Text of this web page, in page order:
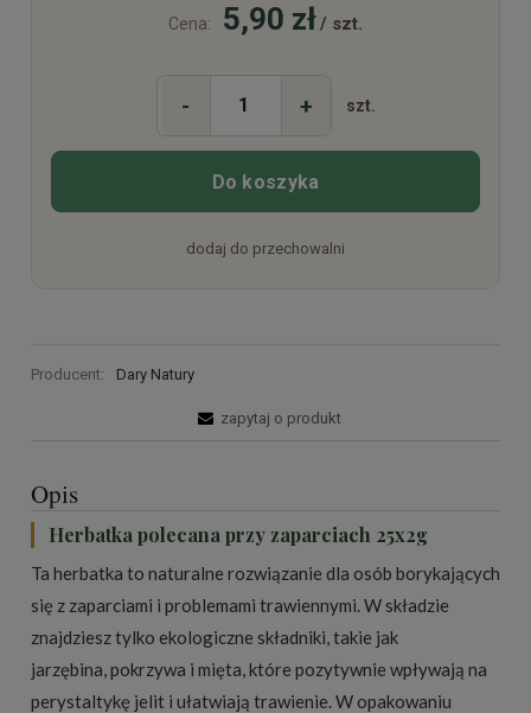
Cena: 5,90 zł/ szt.
- + szt.
Do koszyka
dodaj do przechowalni
Producent: Dary Natury
zapytaj o produkt
Opis
Herbatka polecana przy zaparciach 25x2g
Ta herbatka to naturalne rozwiązanie dla osób borykających
się z zaparciami i problemami trawiennymi. W składzie
znajdziesz tylko ekologiczne składniki, takie jak
jarzębina, pokrzywa i mięta, które pozytywnie wpływają na
perystaltykę jelit i ułatwiają trawienie. W opakowaniu